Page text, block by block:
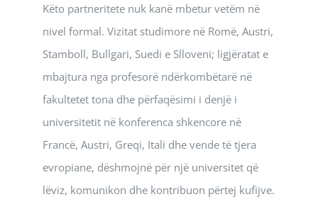
Këto partneritete nuk kanë mbetur vetëm në
nivel formal. Vizitat studimore në Romë, Austri,
Stamboll, Bullgari, Suedi e Slloveni; ligjëratat e
mbajtura nga profesorë ndërkombëtarë në
fakultetet tona dhe përfaqësimi i denjë i
universitetit në konferenca shkencore në
Francë, Austri, Greqi, Itali dhe vende të tjera
evropiane, dëshmojnë për një universitet që
lëviz, komunikon dhe kontribuon përtej kufijve.